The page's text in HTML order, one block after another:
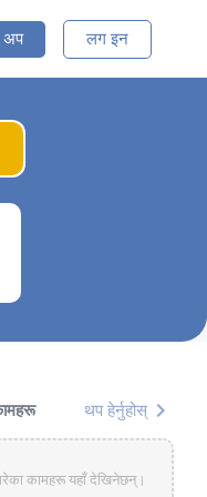
अप लग इन
थप हेर्नुहोस् chevron_right
कामहरू यहाँ देखिनेछन्।